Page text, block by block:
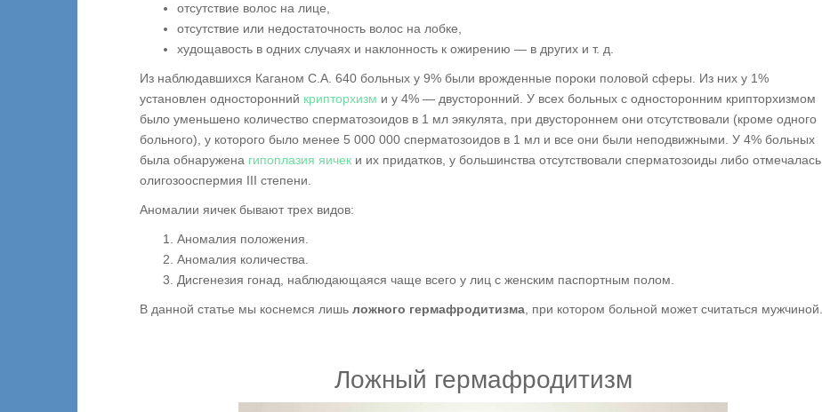
отсутствие волос на лице,
отсутствие или недостаточность волос на лобке,
худощавость в одних случаях и наклонность к ожирению — в других и т. д.
Из наблюдавшихся Каганом С.А. 640 больных у 9% были врожденные пороки половой сферы. Из них у 1%
установлен односторонний крипторхизм и у 4% — двусторонний. У всех больных с односторонним крипторхизмом
было уменьшено количество сперматозоидов в 1 мл эякулята, при двустороннем они отсутствовали (кроме одного
больного), у которого было менее 5 000 000 сперматозоидов в 1 мл и все они были неподвижными. У 4% больных
была обнаружена гипоплазия яичек и их придатков, у большинства отсутствовали сперматозоиды либо отмечалась
олигозооспермия III степени.
Аномалии яичек бывают трех видов:
Аномалия положения.
Аномалия количества.
Дисгенезия гонад, наблюдающаяся чаще всего у лиц с женским паспортным полом.
В данной статье мы коснемся лишь ложного гермафродитизма , при котором больной может считаться мужчиной.
Ложный гермафродитизм